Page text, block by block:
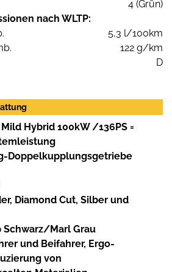
4 (Grün)
nach WLTP:
5,3 l/100km
122 g/km
D
Hybrid 100kW /136PS =
Doppelkupplungsgetriebe
Diamond Cut, Silber und
Schwarz/Marl Grau
und Beifahrer, Ergo-
von